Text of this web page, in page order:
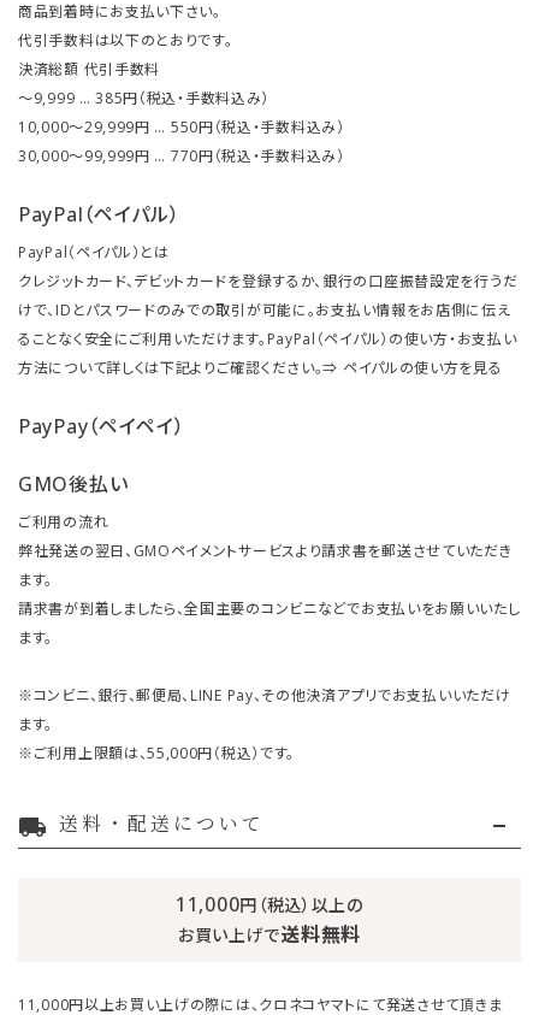
商品到着時にお支払い下さい。
代引手数料は以下のとおりです。
決済総額 代引手数料
～9,999 … 385円（税込・手数料込み）
10,000～29,999円 … 550円（税込・手数料込み）
30,000～99,999円 … 770円（税込・手数料込み）
PayPal（ペイパル）
PayPal（ペイパル）とは
クレジットカード、デビットカードを登録するか、銀行の口座振替設定を行うだ
けで、IDとパスワードのみでの取引が可能に。お支払い情報をお店側に伝え
ることなく安全にご利用いただけます。PayPal（ペイパル）の使い方・お支払い
方法について詳しくは下記よりご確認ください。⇒ ペイパルの使い方を見る
PayPay（ペイペイ）
GMO後払い
ご利用の流れ
弊社発送の翌日、GMOペイメントサービスより請求書を郵送させていただき
ます。
請求書が到着しましたら、全国主要のコンビニなどでお支払いをお願いいたし
ます。
※コンビニ、銀行、郵便局、LINE Pay、その他決済アプリでお支払いいただけ
ます。
※ご利用上限額は、55,000円（税込）です。
local_shipping 送料・配送について
11,000円（税込）以上の
お買い上げで送料無料
11,000円以上お買い上げの際には、クロネコヤマトにて発送させて頂きま